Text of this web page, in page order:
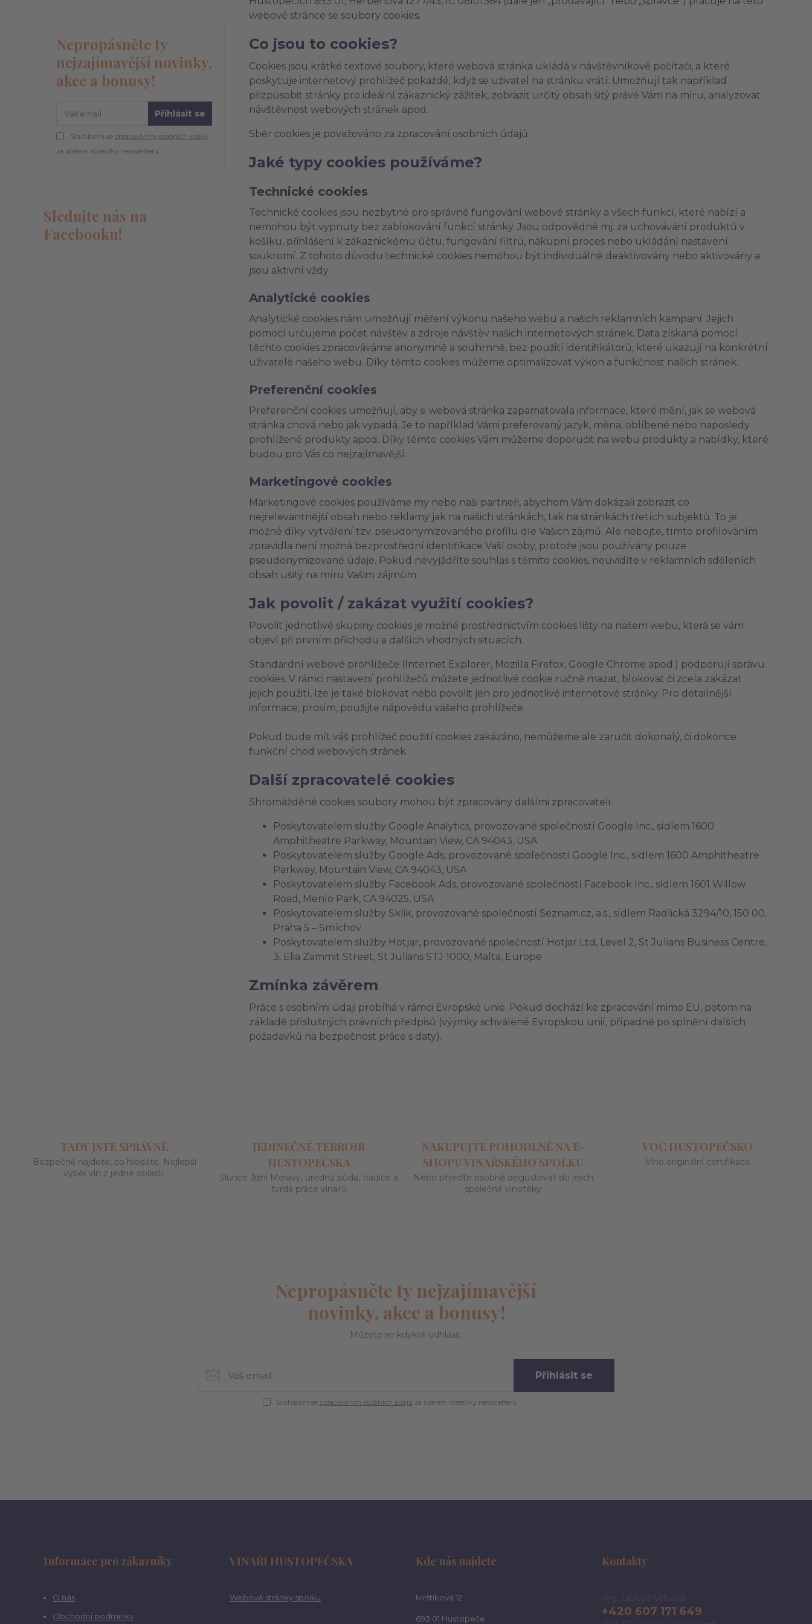
Nepropásněte ty
nejzajímavější novinky,
akce a bonusy!
Přihlásit se
Souhlasím se zpracováním osobních údajů
za účelem rozesílky newsletteru.
Sledujte nás na
Facebooku!
webové stránce se soubory cookies.
Co jsou to cookies?
Cookies jsou krátké textové soubory, které webová stránka ukládá v návštěvníkově počítači, a které
poskytuje internetový prohlížeč pokaždé, když se uživatel na stránku vrátí. Umožňují tak například
přizpůsobit stránky pro ideální zákaznický zážitek, zobrazit určitý obsah šitý právě Vám na míru, analyzovat
návštěvnost webových stránek apod.
Sběr cookies je považováno za zpracování osobních údajů.
Jaké typy cookies používáme?
Technické cookies
Technické cookies jsou nezbytné pro správné fungování webové stránky a všech funkcí, které nabízí a
nemohou být vypnuty bez zablokování funkcí stránky. Jsou odpovědné mj. za uchovávání produktů v
košíku, přihlášení k zákaznickému účtu, fungování filtrů, nákupní proces nebo ukládání nastavení
soukromí. Z tohoto důvodu technické cookies nemohou být individuálně deaktivovány nebo aktivovány a
jsou aktivní vždy.
Analytické cookies
Analytické cookies nám umožňují měření výkonu našeho webu a našich reklamních kampaní. Jejich
pomocí určujeme počet návštěv a zdroje návštěv našich internetových stránek. Data získaná pomocí
těchto cookies zpracováváme anonymně a souhrnně, bez použití identifikátorů, které ukazují na konkrétní
uživatelé našeho webu. Díky těmto cookies můžeme optimalizovat výkon a funkčnost našich stránek.
Preferenční cookies
Preferenční cookies umožňují, aby si webová stránka zapamatovala informace, které mění, jak se webová
stránka chová nebo jak vypadá. Je to například Vámi preferovaný jazyk, měna, oblíbené nebo naposledy
prohlížené produkty apod. Díky těmto cookies Vám můžeme doporučit na webu produkty a nabídky, které
budou pro Vás co nejzajímavější.
Marketingové cookies
Marketingové cookies používáme my nebo naši partneři, abychom Vám dokázali zobrazit co
nejrelevantnější obsah nebo reklamy jak na našich stránkách, tak na stránkách třetích subjektů. To je
možné díky vytváření tzv. pseudonymizovaného profilu dle Vašich zájmů. Ale nebojte, tímto profilováním
zpravidla není možná bezprostřední identifikace Vaší osoby, protože jsou používány pouze
pseudonymizované údaje. Pokud nevyjádříte souhlas s těmito cookies, neuvidíte v reklamních sděleních
obsah ušitý na míru Vašim zájmům.
Jak povolit / zakázat využití cookies?
Povolit jednotlivé skupiny cookies je možné prostřednictvím cookies lišty na našem webu, která se vám
objeví při prvním příchodu a dalších vhodných situacích.
Standardní webové prohlížeče (Internet Explorer, Mozilla Firefox, Google Chrome apod.) podporují správu
cookies. V rámci nastavení prohlížečů můžete jednotlivé cookie ručně mazat, blokovat či zcela zakázat
jejich použití, lze je také blokovat nebo povolit jen pro jednotlivé internetové stránky. Pro detailnější
informace, prosím, použijte nápovědu vašeho prohlížeče.
Pokud bude mít váš prohlížeč použití cookies zakázáno, nemůžeme ale zaručit dokonalý, či dokonce
funkční chod webových stránek.
Další zpracovatelé cookies
Shromážděné cookies soubory mohou být zpracovány dalšími zpracovateli:
Poskytovatelem služby Google Analytics, provozované společností Google Inc., sídlem 1600
Amphitheatre Parkway, Mountain View, CA 94043, USA
Poskytovatelem služby Google Ads, provozované společností Google Inc., sídlem 1600 Amphitheatre
Parkway, Mountain View, CA 94043, USA
Poskytovatelem služby Facebook Ads, provozované společností Facebook Inc., sídlem 1601 Willow
Road, Menlo Park, CA 94025, USA
Poskytovatelem služby Sklik, provozované společností Seznam.cz, a.s., sídlem Radlická 3294/10, 150 00,
Praha 5 – Smíchov
Poskytovatelem služby Hotjar, provozované společností Hotjar Ltd, Level 2, St Julians Business Centre,
3, Elia Zammit Street, St Julians STJ 1000, Malta, Europe
Zmínka závěrem
Práce s osobními údaji probíhá v rámci Evropské unie. Pokud dochází ke zpracování mimo EU, potom na
základě příslušných právních předpisů (výjimky schválené Evropskou unií, případně po splnění dalších
požadavků na bezpečnost práce s daty).
TADY JSTE SPRÁVNĚ
Bezpečně najdete, co hledáte. Nejlepší
výběr vín z jedné oblasti.
JEDINEČNÉ TERROIR
HUSTOPEČSKA
Slunce Jižní Moravy, úrodná půda, tradice a
tvrdá práce vinařů
NAKUPUJTE POHODLNĚ NA E-
SHOPU VINAŘSKÉHO SPOLKU
Nebo přijeďte osobně degustovat do jejich
společné vinotéky
VOC HUSTOPEČSKO
Víno originální certifikace
Nepropásněte ty nejzajímavější
novinky, akce a bonusy!
Můžete se kdykoli odhlásit.
Přihlásit se
Souhlasím se zpracováním osobních údajů za účelem rozesílky newsletteru.
Informace pro zákazníky
O nás
Obchodní podmínky
VINAŘI HUSTOPEČSKA
Webové stránky spolku
Kde nás najdete
Mrštíkova 12
693 01 Hustopeče
Kontakty
+420 607 171 649